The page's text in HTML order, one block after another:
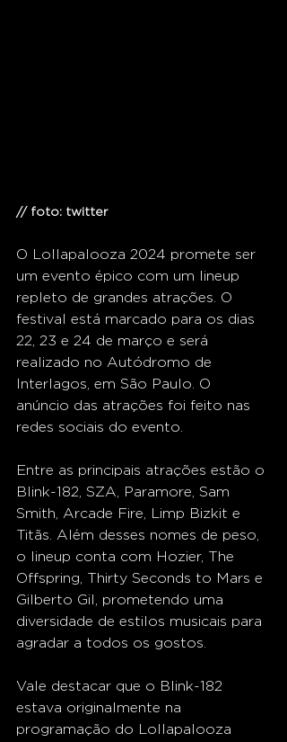
// foto: twitter
O Lollapalooza 2024 promete ser
um evento épico com um lineup
repleto de grandes atrações. O
festival está marcado para os dias
22, 23 e 24 de março e será
realizado no Autódromo de
Interlagos, em São Paulo. O
anúncio das atrações foi feito nas
redes sociais do evento.
Entre as principais atrações estão o
Blink-182, SZA, Paramore, Sam
Smith, Arcade Fire, Limp Bizkit e
Titãs. Além desses nomes de peso,
o lineup conta com Hozier, The
Offspring, Thirty Seconds to Mars e
Gilberto Gil, prometendo uma
diversidade de estilos musicais para
agradar a todos os gostos.
Vale destacar que o Blink-182
estava originalmente na
programação do Lollapalooza